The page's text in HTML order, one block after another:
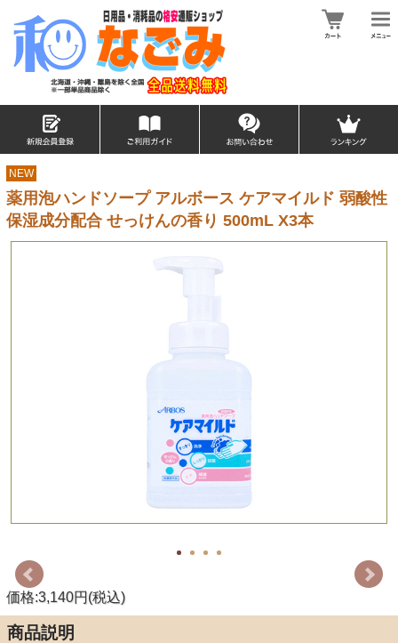
NEW
薬用泡ハンドソープ アルボース ケアマイルド 弱酸性
保湿成分配合 せっけんの香り 500mL X3本
価格:3,140円(税込)
商品説明